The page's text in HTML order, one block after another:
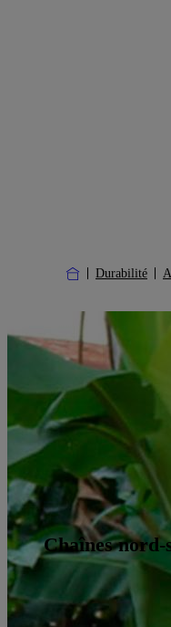
Durabilité
Chaînes nord-